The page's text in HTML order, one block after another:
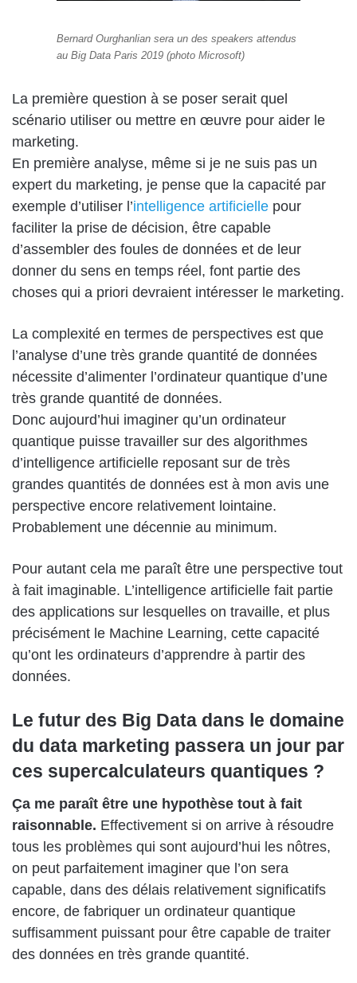
Bernard Ourghanlian sera un des speakers attendus
au Big Data Paris 2019 (photo Microsoft)
La première question à se poser serait quel
scénario utiliser ou mettre en œuvre pour aider le
marketing.
En première analyse, même si je ne suis pas un
expert du marketing, je pense que la capacité par
exemple d’utiliser l’intelligence artificielle pour
faciliter la prise de décision, être capable
d’assembler des foules de données et de leur
donner du sens en temps réel, font partie des
choses qui a priori devraient intéresser le marketing.
La complexité en termes de perspectives est que
l’analyse d’une très grande quantité de données
nécessite d’alimenter l’ordinateur quantique d’une
très grande quantité de données.
Donc aujourd’hui imaginer qu’un ordinateur
quantique puisse travailler sur des algorithmes
d’intelligence artificielle reposant sur de très
grandes quantités de données est à mon avis une
perspective encore relativement lointaine.
Probablement une décennie au minimum.
Pour autant cela me paraît être une perspective tout
à fait imaginable. L’intelligence artificielle fait partie
des applications sur lesquelles on travaille, et plus
précisément le Machine Learning, cette capacité
qu’ont les ordinateurs d’apprendre à partir des
données.
Le futur des Big Data dans le domaine
du data marketing passera un jour par
ces supercalculateurs quantiques ?
Ça me paraît être une hypothèse tout à fait
raisonnable. Effectivement si on arrive à résoudre
tous les problèmes qui sont aujourd’hui les nôtres,
on peut parfaitement imaginer que l’on sera
capable, dans des délais relativement significatifs
encore, de fabriquer un ordinateur quantique
suffisamment puissant pour être capable de traiter
des données en très grande quantité.